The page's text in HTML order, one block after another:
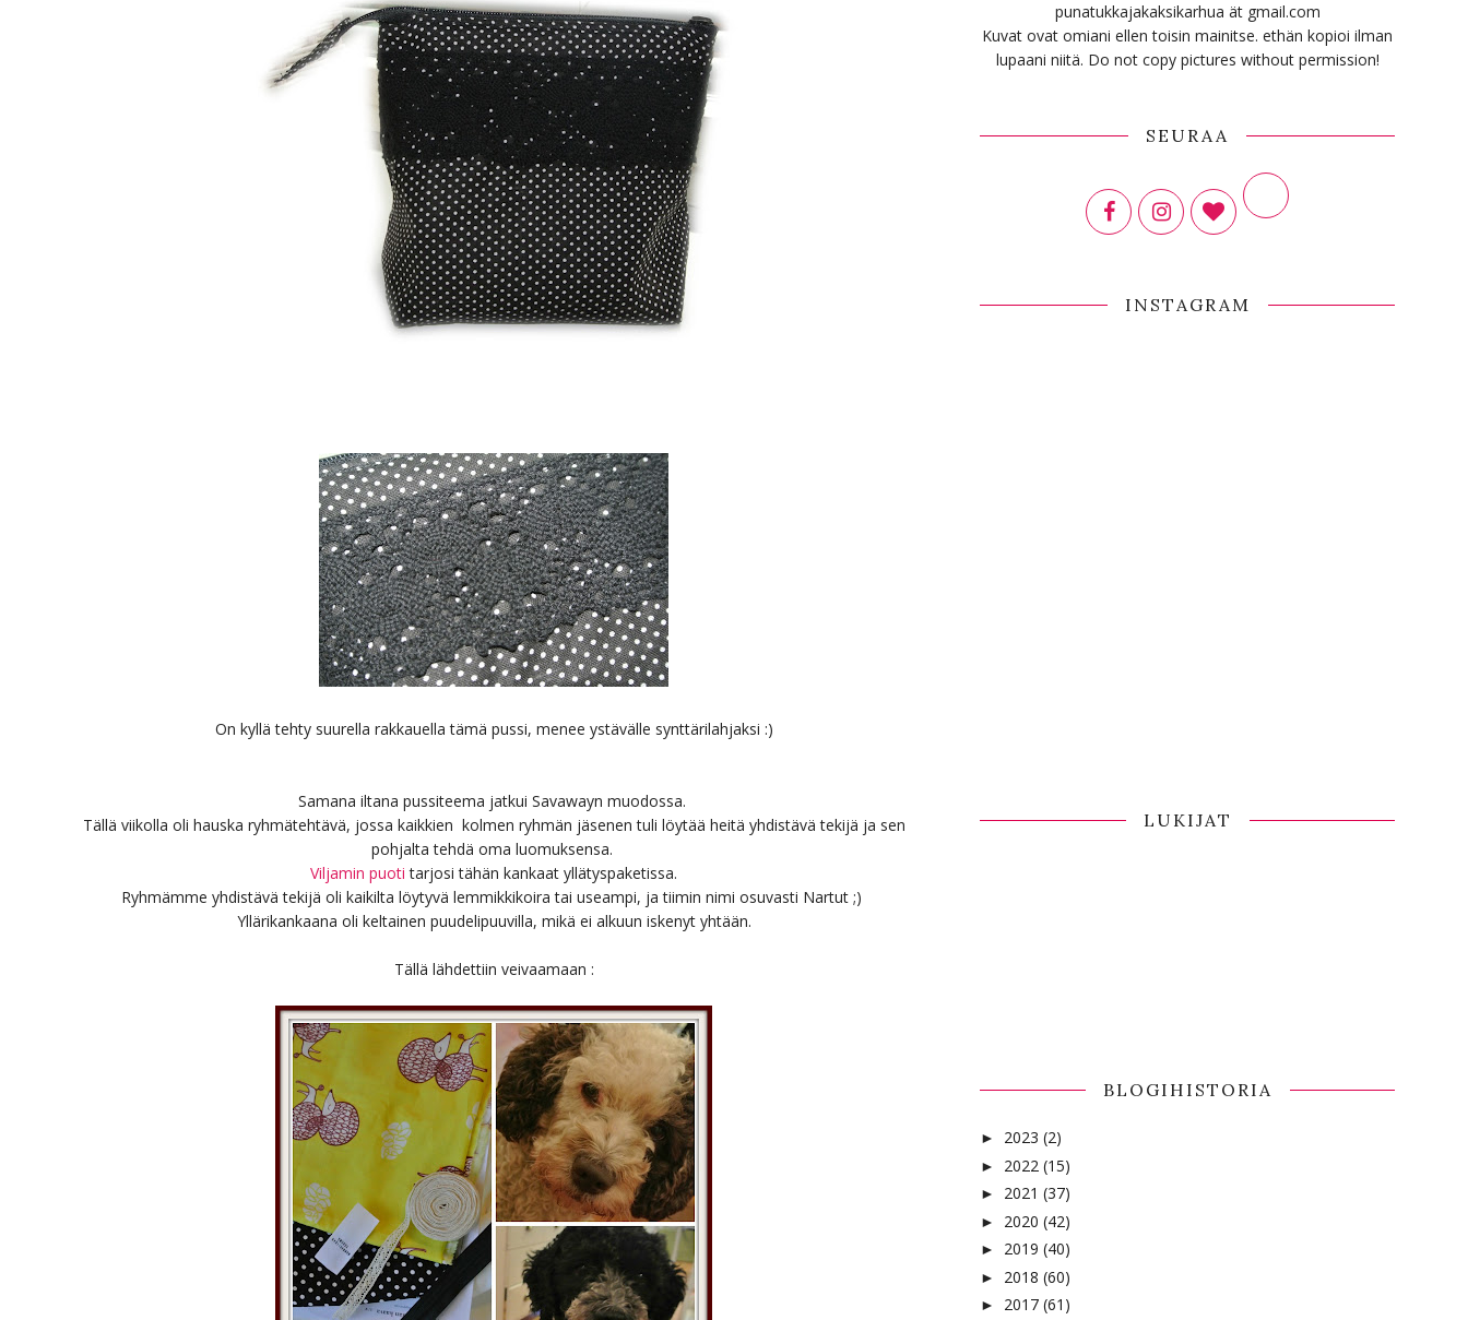
On kyllä tehty suurella rakkauella tämä pussi, menee ystävälle synttärilahjaksi :)
Samana iltana pussiteema jatkui Savawayn muodossa.
Tällä viikolla oli hauska ryhmätehtävä, jossa kaikkien kolmen ryhmän jäsenen tuli löytää heitä yhdistävä tekijä ja sen
pohjalta tehdä oma luomuksensa.
Viljamin puoti tarjosi tähän kankaat yllätyspaketissa.
Ryhmämme yhdistävä tekijä oli kaikilta löytyvä lemmikkikoira tai useampi, ja tiimin nimi osuvasti Nartut ;)
Yllärikankaana oli keltainen puudelipuuvilla, mikä ei alkuun iskenyt yhtään.
Tällä lähdettiin veivaamaan :
punatukkajakaksikarhua ät gmail.com
Kuvat ovat omiani ellen toisin mainitse. ethän kopioi ilman
lupaani niitä. Do not copy pictures without permission!
SEURAA
INSTAGRAM
LUKIJAT
BLOGIHISTORIA
► 2023 (2)
► 2022 (15)
► 2021 (37)
► 2020 (42)
► 2019 (40)
► 2018 (60)
► 2017 (61)